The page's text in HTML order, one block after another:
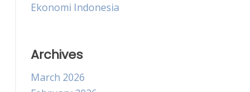
Ekonomi Indonesia
Archives
March 2026